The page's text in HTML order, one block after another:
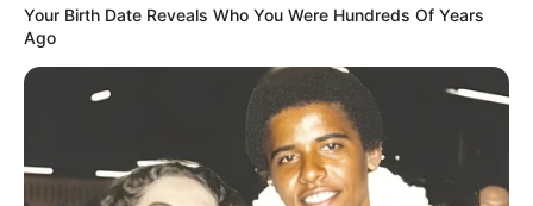
Your Birth Date Reveals Who You Were Hundreds Of Years
Ago